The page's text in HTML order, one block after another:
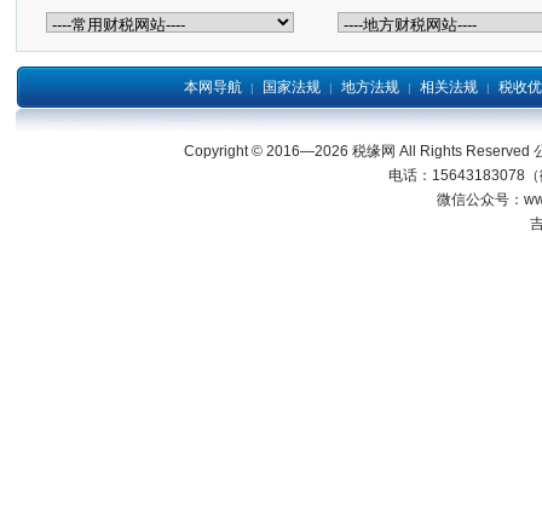
本网导航 | 国家法规 | 地方法规 | 相关法规 | 税收
Copyright © 2016—2026 税缘网 All Rights Reserved
电话：15643183078
微信公众号：